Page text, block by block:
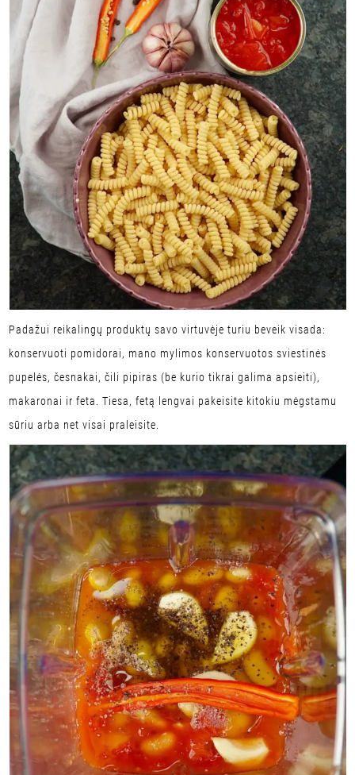
Padažui reikalingų produktų savo virtuvėje turiu beveik visada:
konservuoti pomidorai, mano mylimos konservuotos sviestinės
pupelės, česnakai, čili pipiras (be kurio tikrai galima apsieiti),
makaronai ir feta. Tiesa, fetą lengvai pakeisite kitokiu mėgstamu
sūriu arba net visai praleisite.